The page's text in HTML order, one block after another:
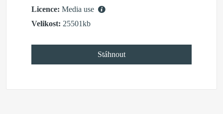
Licence: Media use
Velikost: 25501kb
Stáhnout